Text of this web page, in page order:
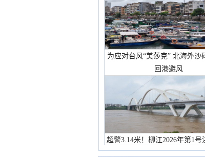
为应对台风“美莎克” 北海外沙
回港避风
超警3.14米！柳江2026年第1号
市民在堤岸见证汛况